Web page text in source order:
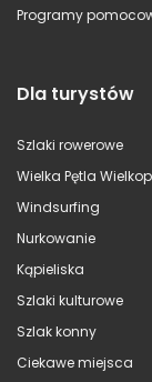
Programy
Dla turystów
Szlaki rowerowe
Wielka Pętla
Windsurfing
Nurkowanie
Kąpieliska
Szlaki kulturowe
Szlak konny
Ciekawe miejsca